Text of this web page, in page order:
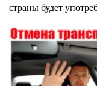
страны будет